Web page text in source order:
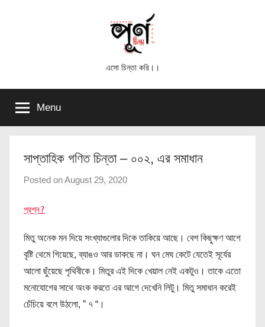
চিন্তা
এসো চিন্তা করি।।
Menu
সাপ্তাহিক গণিত চিন্তা – ০০২, এর সমাধান
Posted onAugust 29, 2020
চি
ন্তা
প্রশ্ন?
মিতু অনেক মন দিয়ে সংখ্যাগুলোর দিকে তাকিয়ে আছে। বেশ কিছুক্ষণ আগে
বৃষ্টি থেমে গিয়েছে, ব্যাঙও আর ডাকছে না। ঘন মেঘ কেটে যেতেই সূর্যের
আলো ছুঁয়েছে পৃথিবীকে। মিতুর এই দিকে খেয়াল নেই একটুও। তাকে এতো
মনোযোগের সাথে অংক করতে এর আগে দেখেনি লিটু। মিতু সমাধান করেই
চেঁচিয়ে বলে উঠলো, ” ৭ “।